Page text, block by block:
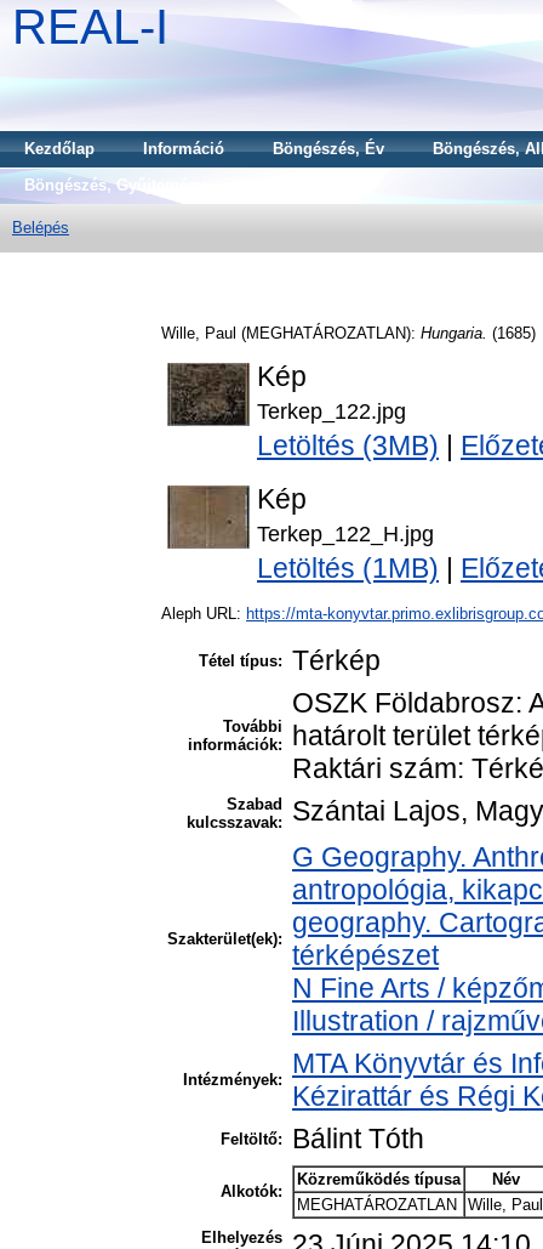
REAL-I
Kezdőlap Információ Böngészés, Év
Böngészés,
Böngészés, Gyűjtemény
Belépés
Wille, Paul (MEGHATÁROZATLAN): Hungaria. (1685)
Kép
Terkep_122.jpg
Letöltés (3MB)
Kép
Terkep_122_H.jpg
Letöltés (1MB)
Aleph URL: https://mta-
Tétel típus: Térkép
További
információk:
OSZK Földabrosz:
határolt terület
Raktári szám:
Szabad
kulcsszavak:
Szántai Lajos,
Szakterület(ek):
G Geography.
antropológia,
geography.
térképészet
N Fine Arts /
Illustration /
Intézmények:
MTA Könyvtár és
Kézirattár és Régi
Feltöltő: Bálint Tóth
Alkotók:
Közreműködés típusa
Név
MEGHATÁROZATLAN
Wille, Paul
Elhelyezés